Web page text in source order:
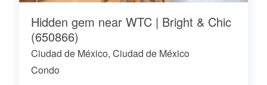
Hidden gem near WTC | Bright & Chic
(650866)
Ciudad de México, Ciudad de México
Condo